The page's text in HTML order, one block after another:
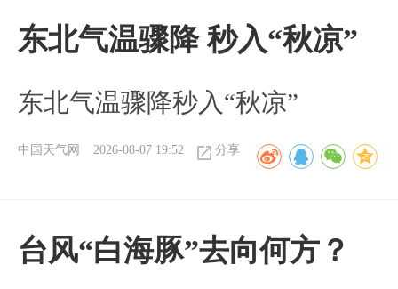
东北气温骤降 秒入“秋凉”
东北气温骤降秒入“秋凉”
中国天气网 2026-08-07 19:52 分享
台风“白海豚”去向何方？